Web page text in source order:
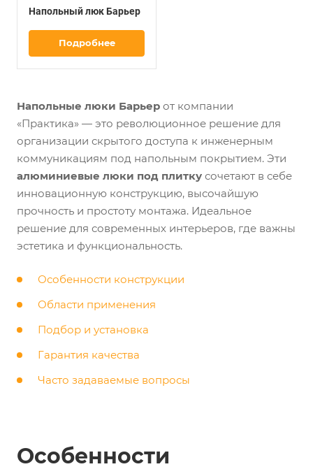
Напольный люк Барьер
Подробнее
Напольные люки Барьер от компании
«Практика» — это революционное решение для
организации скрытого доступа к инженерным
коммуникациям под напольным покрытием. Эти
алюминиевые люки под плитку сочетают в себе
инновационную конструкцию, высочайшую
прочность и простоту монтажа. Идеальное
решение для современных интерьеров, где важны
эстетика и функциональность.
Особенности конструкции
Области применения
Подбор и установка
Гарантия качества
Часто задаваемые вопросы
Особенности